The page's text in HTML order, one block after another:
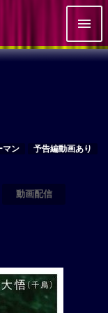
マン 予告編動画あり
動画配信